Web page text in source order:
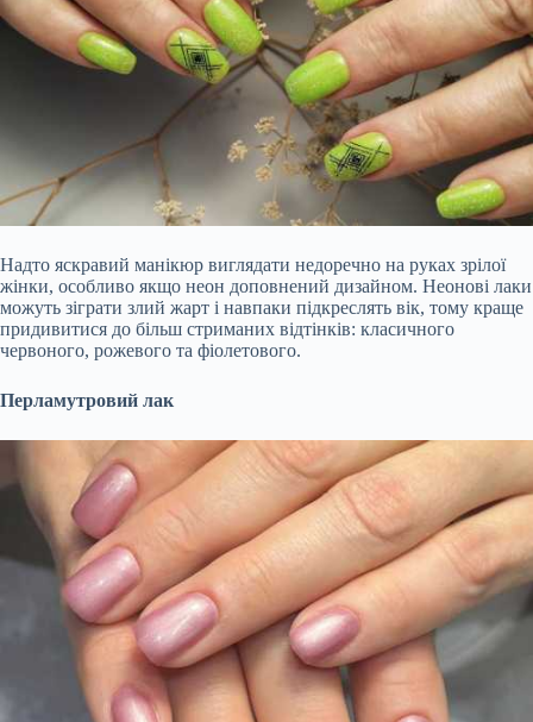
Надто яскравий манікюр виглядати недоречно на руках зрілої
жінки, особливо якщо неон доповнений дизайном. Неонові лаки
можуть зіграти злий жарт і навпаки підкреслять вік, тому краще
придивитися до більш стриманих відтінків: класичного
червоного, рожевого та фіолетового.
Перламутровий лак